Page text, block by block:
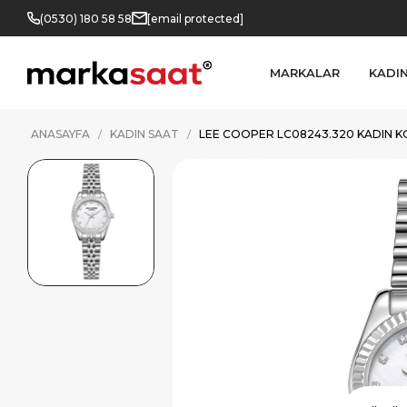
(0530) 180 58 58 [email protected]
MARKALAR
ANASAYFA KADIN SAAT LEE COOPER LC08243.320 KADIN